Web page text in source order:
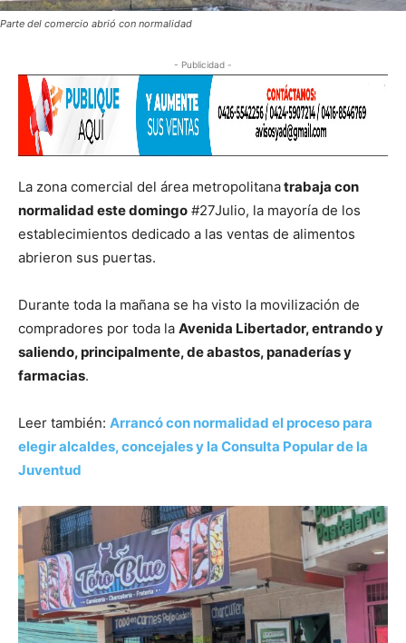
Parte del comercio abrió con normalidad
- Publicidad -
La zona comercial del área metropolitanatrabaja con
normalidad este domingo #27Julio, la mayoría de los
establecimientos dedicado a las ventas de alimentos
abrieron sus puertas.
Durante toda la mañana se ha visto la movilización de
compradores por toda la Avenida Libertador, entrando y
saliendo, principalmente, de abastos, panaderías y
farmacias.
Leer también: Arrancó con normalidad el proceso para
elegir alcaldes, concejales y la Consulta Popular de la
Juventud